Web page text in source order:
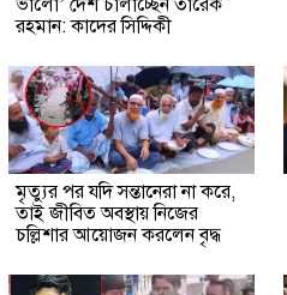
ভালো’ দেশ চালাচ্ছেন তারেক
রহমান: কাদের সিদ্দিকী
মৃত্যুর পর যদি সন্তানেরা না করে,
তাই জীবিত অবস্থায় নিজের
চল্লিশার আয়োজন করলেন বৃদ্ধ